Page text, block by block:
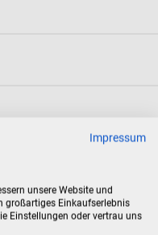
Impressum
unsere Website und
großartiges Einkaufserlebnis
Einstellungen oder vertrau uns